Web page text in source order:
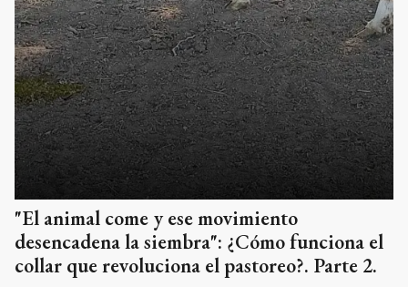
"El animal come y ese movimiento
desencadena la siembra": ¿Cómo funciona el
collar que revoluciona el pastoreo?. Parte 2.